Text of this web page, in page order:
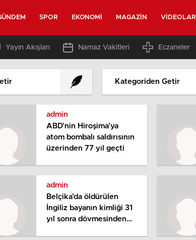
SPOR EKONOMI MAGAZIN VIDEOLAR
Yayın Akışları Namaz Vakitleri Eczaneler
Kategoriden Getir
admin
ABD’nin Hiroşima’ya
atom bombalı saldırısının
üzerinden 77 yıl geçti
admin
Belçika’da öldürülen
İngiliz bayanın kimliği 31
yıl sonra dövmesinden